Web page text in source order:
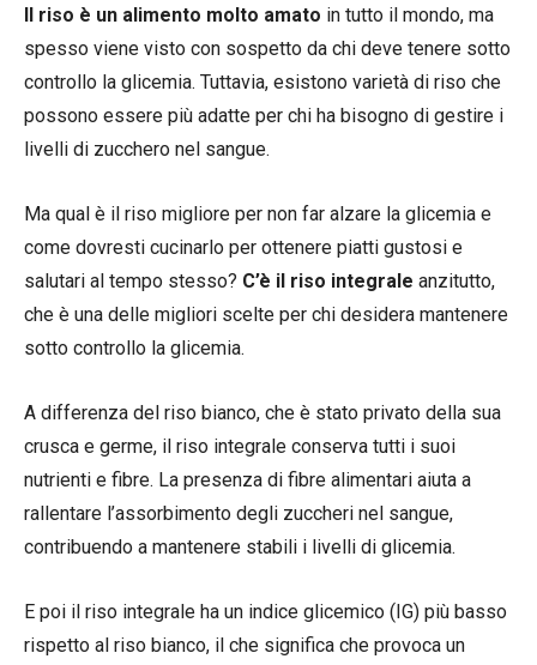
Il riso è un alimento molto amato in tutto il mondo, ma
spesso viene visto con sospetto da chi deve tenere sotto
controllo la glicemia. Tuttavia, esistono varietà di riso che
possono essere più adatte per chi ha bisogno di gestire i
livelli di zucchero nel sangue.
Ma qual è il riso migliore per non far alzare la glicemia e
come dovresti cucinarlo per ottenere piatti gustosi e
salutari al tempo stesso? C’è il riso integrale anzitutto,
che è una delle migliori scelte per chi desidera mantenere
sotto controllo la glicemia.
A differenza del riso bianco, che è stato privato della sua
crusca e germe, il riso integrale conserva tutti i suoi
nutrienti e fibre. La presenza di fibre alimentari aiuta a
rallentare l’assorbimento degli zuccheri nel sangue,
contribuendo a mantenere stabili i livelli di glicemia.
E poi il riso integrale ha un indice glicemico (IG) più basso
rispetto al riso bianco, il che significa che provoca un